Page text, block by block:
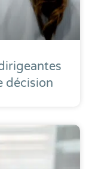
décision